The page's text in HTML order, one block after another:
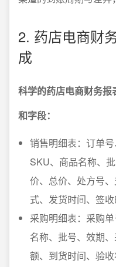
2. 药店电商财
成
科学的药店电商财务
和字段：
销售明细表：订单
SKU、商品名称、
价、总价、处方号
式、发货时间、签
采购明细表：采购
名称、批号、效期
额、到货时间、验